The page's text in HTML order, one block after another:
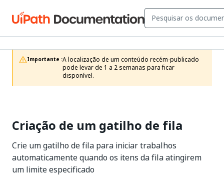
Importante :A localização de um conteúdo recém-publicado
pode levar de 1 a 2 semanas para ficar
disponível.
Criação de um gatilho de fila
Crie um gatilho de fila para iniciar trabalhos
automaticamente quando os itens da fila atingirem
um limite especificado